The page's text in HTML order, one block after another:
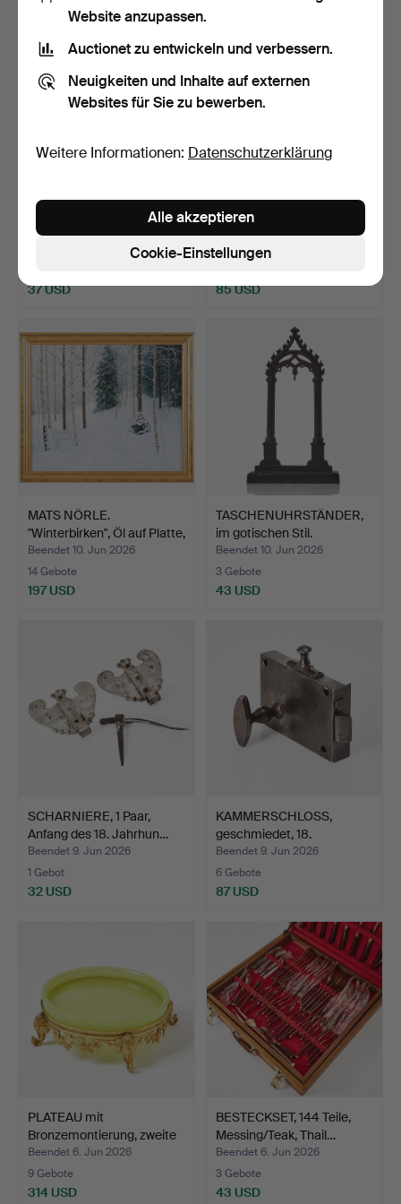
FEUERBÖCKE, ein Paar,
Männerbüste, Gusseis…
Beendet 12. Jun 2026
37 USD
HIROMICHI KONNO.
"Sakura", Vasen, 2 Stk., …
Beendet 11. Jun 2026
85 USD
MATS NÖRLE.
"Winterbirken", Öl auf Platte,
…
Beendet 10. Jun 2026
14 Gebote
197 USD
TASCHENUHRSTÄNDER,
im gotischen Stil.
Beendet 10. Jun 2026
3 Gebote
43 USD
SCHARNIERE, 1 Paar,
Anfang des 18. Jahrhun…
Beendet 9. Jun 2026
1 Gebot
32 USD
KAMMERSCHLOSS,
geschmiedet, 18.
Jahrhunder…
Beendet 9. Jun 2026
6 Gebote
87 USD
PLATEAU mit
Bronzemontierung, zweite
Hälft…
Beendet 6. Jun 2026
9 Gebote
314 USD
BESTECKSET, 144 Teile,
Messing/Teak, Thail…
Beendet 6. Jun 2026
3 Gebote
43 USD
Website anzupassen.
Auctionet zu entwickeln und verbessern.
Neuigkeiten und Inhalte auf externen
Websites für Sie zu bewerben.
Weitere Informationen: Datenschutzerklärung
Cookie-Einstellungen
Alle akzeptieren